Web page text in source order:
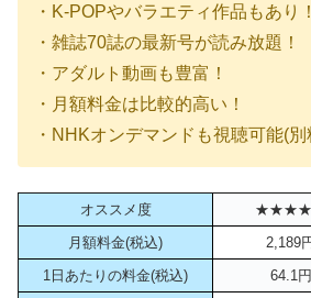
・K-POPやバラエティ作品もあり！
・雑誌70誌の最新号が読み放題！
・アダルト動画も豊富！
・月額料金は比較的高い！
・NHKオンデマンドも視聴可能(別
オススメ度
月額料金(税込)
2,189
1日あたりの料金(税込)
64.1円